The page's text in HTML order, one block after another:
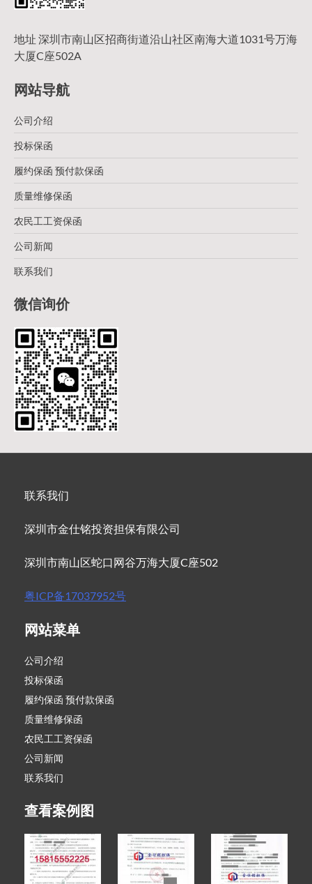
地址 深圳市南山区招商街道沿山社区南海大道1031号万海
大厦C座502A
网站导航
公司介绍
投标保函
履约保函 预付款保函
质量维修保函
农民工工资保函
公司新闻
联系我们
微信询价
联系我们
深圳市金仕铭投资担保有限公司
深圳市南山区蛇口网谷万海大厦C座502
粤ICP备17037952号
网站菜单
公司介绍
投标保函
履约保函 预付款保函
质量维修保函
农民工工资保函
公司新闻
联系我们
查看案例图